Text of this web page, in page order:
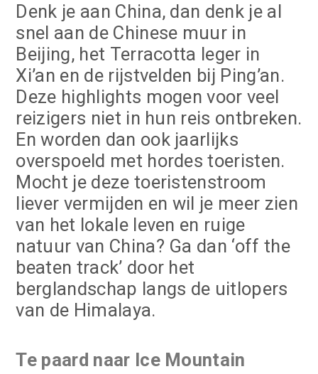
Denk je aan China, dan denk je al
snel aan de Chinese muur in
Beijing, het Terracotta leger in
Xi’an en de rijstvelden bij Ping’an.
Deze highlights mogen voor veel
reizigers niet in hun reis ontbreken.
En worden dan ook jaarlijks
overspoeld met hordes toeristen.
Mocht je deze toeristenstroom
liever vermijden en wil je meer zien
van het lokale leven en ruige
natuur van China? Ga dan ‘off the
beaten track’ door het
berglandschap langs de uitlopers
van de Himalaya.
Te paard naar Ice Mountain